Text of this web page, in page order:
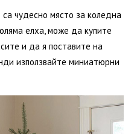
чудесно място за коледна
елха, може да купите
и да я поставите на
използвайте миниатюрни